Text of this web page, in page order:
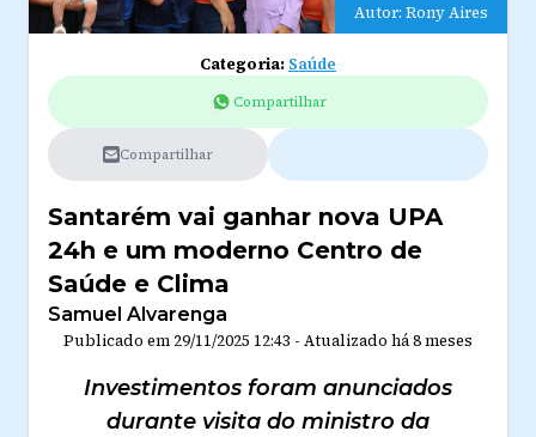
Autor: Rony Aires
Categoria: Saúde
Compartilhar
Compartilhar
Santarém vai ganhar nova UPA
24h e um moderno Centro de
Saúde e Clima
Samuel Alvarenga
Publicado em 29/11/2025 12:43 - Atualizado há 8 meses
Investimentos foram anunciados
durante visita do ministro da